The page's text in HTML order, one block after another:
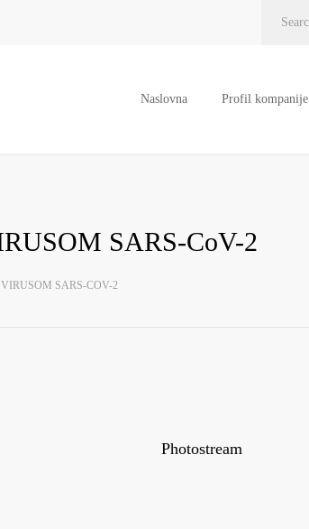
Naslovna Profil kompanije
SARS-CoV-2
SARS-COV-2
Photostream